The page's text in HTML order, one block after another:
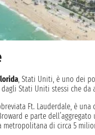
, Stati Uniti, è uno dei
Stati Uniti stessi che da
Ft. Lauderdale, è
e parte
metropolitana di circa 5